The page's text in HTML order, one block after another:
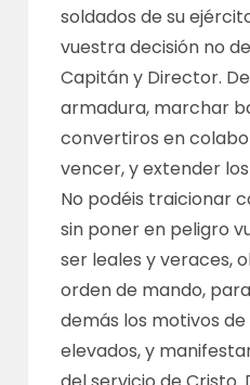
soldados de su
vuestra decisión no
Capitán y Director.
armadura, marchar
convertiros en
vencer, y extender
No podéis traicionar
sin poner en peligro
ser leales y veraces,
orden de mando,
demás los motivos
elevados, y